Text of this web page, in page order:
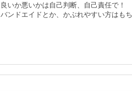
良いか悪いかは自己判断、自己責任で！
バンドエイドとか、かぶれやすい方はも